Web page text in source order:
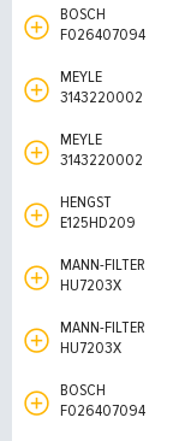
BOSCH
F026407094
MEYLE
3143220002
MEYLE
3143220002
HENGST
E125HD209
MANN-FILTER
HU7203X
MANN-FILTER
HU7203X
BOSCH
F026407094